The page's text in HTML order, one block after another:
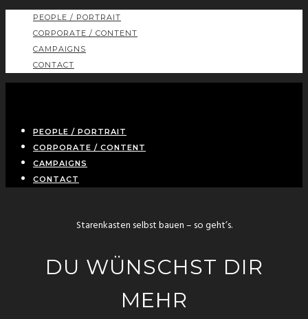
PEOPLE / PORTRAIT
CORPORATE / CONTENT
CAMPAIGNS
CONTACT
PEOPLE / PORTRAIT
CORPORATE / CONTENT
CAMPAIGNS
CONTACT
Starenkasten selbst bauen – so geht’s.
DU WÜNSCHST DIR
MEHR